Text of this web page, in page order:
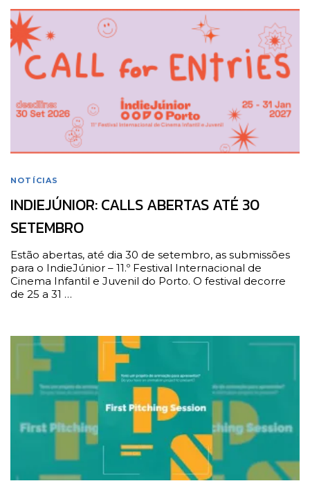
NOTÍCIAS
INDIEJÚNIOR: CALLS ABERTAS ATÉ 30
SETEMBRO
Estão abertas, até dia 30 de setembro, as submissões
para o IndieJúnior – 11.º Festival Internacional de
Cinema Infantil e Juvenil do Porto. O festival decorre
de 25 a 31 …